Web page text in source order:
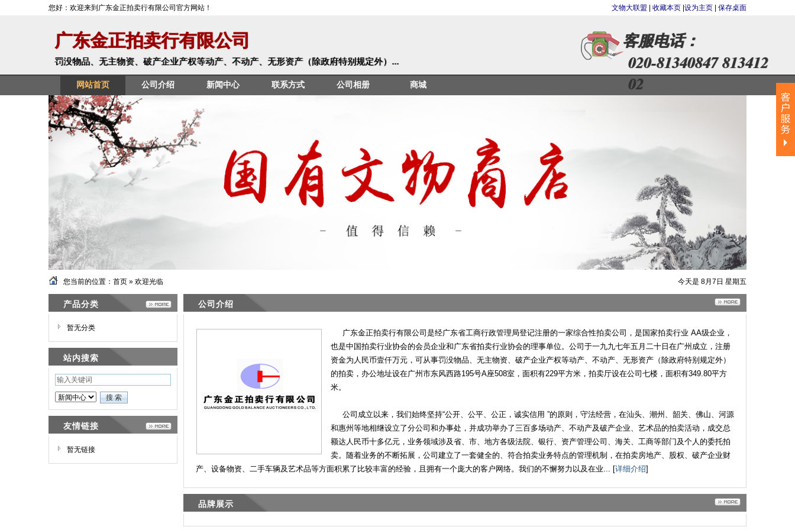
文物大联盟 收藏本页 设为主页 保存桌面
您好：欢迎来到广东金正拍卖行有限公司官方网站！
客服电话：
020-81340847 813412
02
广东金正拍卖行有限公司
罚没物品、无主物资、破产企业产权等动产、不动产、无形资产（除政府特别规定外）...
网站首页 公司介绍 新闻中心 联系方式 公司相册 商城
今天是 8月7日 星期五
您当前的位置： 首页 » 欢迎光临
产品分类
暂无分类
站内搜索
友情链接
暂无链接
公司介绍
广东金正拍卖行有限公司是经广东省工商行政管理局登记注册的一家综合性拍卖公司，是国家拍卖行业 AA级企业，
也是中国拍卖行业协会的会员企业和广东省拍卖行业协会的理事单位。公司于一九九七年五月二十日在广州成立，注册
资金为人民币壹仟万元，可从事罚没物品、无主物资、破产企业产权等动产、不动产、无形资产（除政府特别规定外）
的拍卖，办公地址设在广州市东风西路195号A座508室，面积有229平方米，拍卖厅设在公司七楼，面积有349.80平方
米。
公司成立以来，我们始终坚持“公开、公平、公正，诚实信用 ”的原则，守法经营，在汕头、潮州、韶关、佛山、河源
和惠州等地相继设立了分公司和办事处，并成功举办了三百多场动产、不动产及破产企业、艺术品的拍卖活动，成交总
额达人民币十多亿元，业务领域涉及省、市、地方各级法院、银行、资产管理公司、海关、工商等部门及个人的委托拍
卖。随着业务的不断拓展，公司建立了一套健全的、符合拍卖业务特点的管理机制，在拍卖房地产、股权、破产企业财
产、设备物资、二手车辆及艺术品等方面积累了比较丰富的经验，且拥有一个庞大的客户网络。我们的不懈努力以及在业... [详细介绍]
品牌展示